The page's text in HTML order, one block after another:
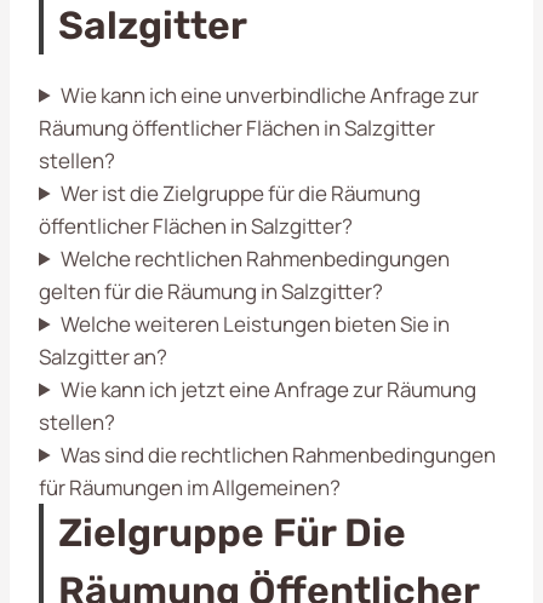
Salzgitter
Wie kann ich eine unverbindliche Anfrage zur
Räumung öffentlicher Flächen in Salzgitter
stellen?
Wer ist die Zielgruppe für die Räumung
öffentlicher Flächen in Salzgitter?
Welche rechtlichen Rahmenbedingungen
gelten für die Räumung in Salzgitter?
Welche weiteren Leistungen bieten Sie in
Salzgitter an?
Wie kann ich jetzt eine Anfrage zur Räumung
stellen?
Was sind die rechtlichen Rahmenbedingungen
für Räumungen im Allgemeinen?
Zielgruppe Für Die
Räumung Öffentlicher